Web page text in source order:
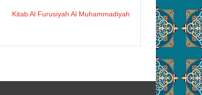
Kitab Al Furusiyah Al Muhammadiyah